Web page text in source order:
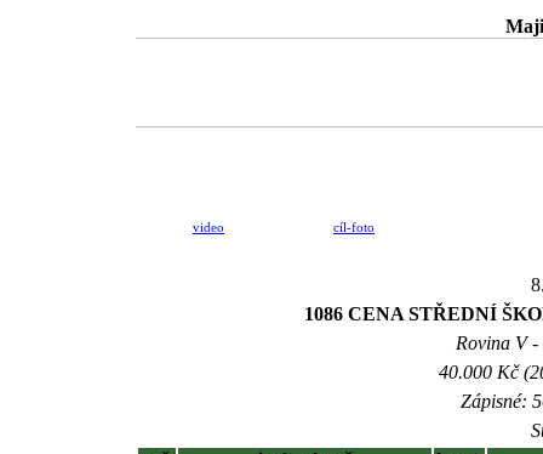
video cíl-foto
1086 CENA STŘEDNÍ
Rovina V
40.000 Kč
Zápisné: